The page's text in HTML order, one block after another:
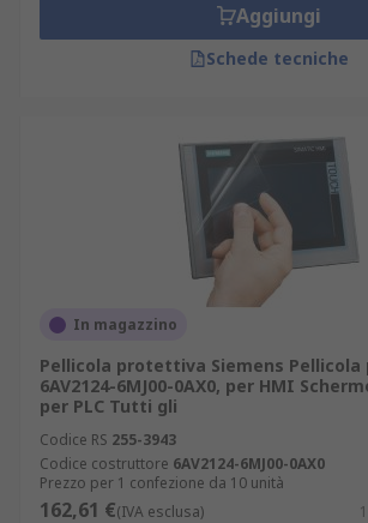
accessori per HMI, suddivisi in
all'applicazione. Le tipologie più
Questi tipi di accessori aiutano i
sistema HMI a funzionare in modo più
Inoltre, hanno una moltitudine di
tra cui:
Aggiungi
Schede tecniche
In magazzino
Pellicola protettiva Siemens
6AV2124-6MJ00-0AX0, per HMI
per PLC Tutti gli
Codice RS 255-3943
Codice costruttore 6AV2124-6MJ00-0AX0
Prezzo per 1 confezione da 10 unità
162,61 €(IVA esclusa)